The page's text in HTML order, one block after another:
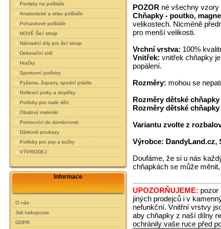
Povlaky na polštáře
Anatomické a relax polštáře
Pohankové polštáře
NOVÉ Šicí stroje
Náhradní díly pro šicí stroje
Dekorační sítě
Hračky
Sportovní potřeby
Pyžama, župany, spodní prádlo
Reflexní prvky a doplňky
Potřeby pro malé děti
Obalový materiál
Pomocníci do domácnosti
Dárkové poukazy
Potřeby pro psy a kočky
VÝPRODEJ
Informace
O nás
Jak nakupovat
GDPR
POZOR né všechny vzory
Chňapky - poutko,
velikostech. Nicméně
pro menší velikosti.
Vrchní vrstva: 100%
Vnitřek: vnitřek chňapky
popálení.
Rozměry: mohou se
Rozměry dětské chňapky
Rozměry dětské
Variantu zvolte z
Výrobce: DandyLand.cz,
Doufáme, že si u nás
chňapkách se může
UPOZORŇUJEME: pozor
jiných prodejců i v
nefunkční. Vnitřní vrstvy
aby chňapky z naší dílny
ochránily vaše ruce před